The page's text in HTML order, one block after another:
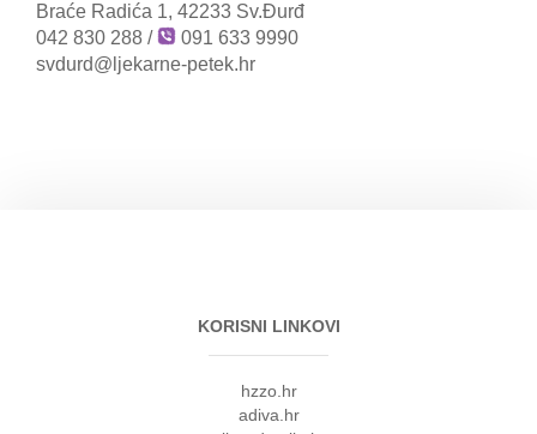
Braće Radića 1, 42233 Sv.Đurđ
042 830 288 /
091 633 9990
svdurd@ljekarne-petek.hr
KORISNI LINKOVI
hzzo.hr
adiva.hr